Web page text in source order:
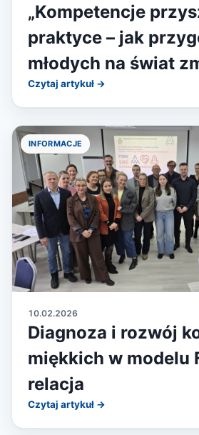
„Kompetencje
praktyce – jak
młodych na świat
Czytaj artykuł →
INFORMACJE
10.02.2026
Diagnoza i rozwój
miękkich w modelu
relacja
Czytaj artykuł →